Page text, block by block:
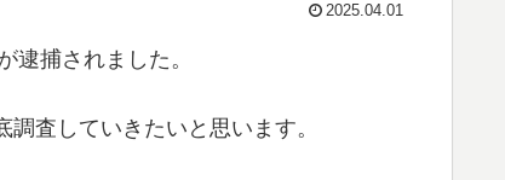
2025.04.01
逮捕されました。
査していきたいと思います。